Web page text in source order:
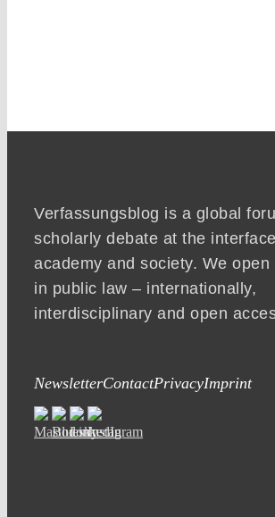
Verfassungsblog is a global
scholarly debate at the
academy and society. We open
in public law – internationally,
interdisciplinary and open
NewsletterContactPrivacyImprint